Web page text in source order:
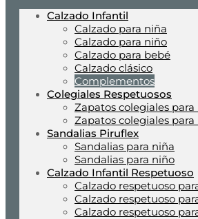
Calzado Infantil
Calzado para niña
Calzado para niño
Calzado para bebé
Calzado clásico
Complementos
Colegiales Respetuosos
Zapatos colegiales para
Zapatos colegiales para
Sandalias Piruflex
Sandalias para niña
Sandalias para niño
Calzado Infantil Respetuoso
Calzado respetuoso
Calzado respetuoso
Calzado respetuoso